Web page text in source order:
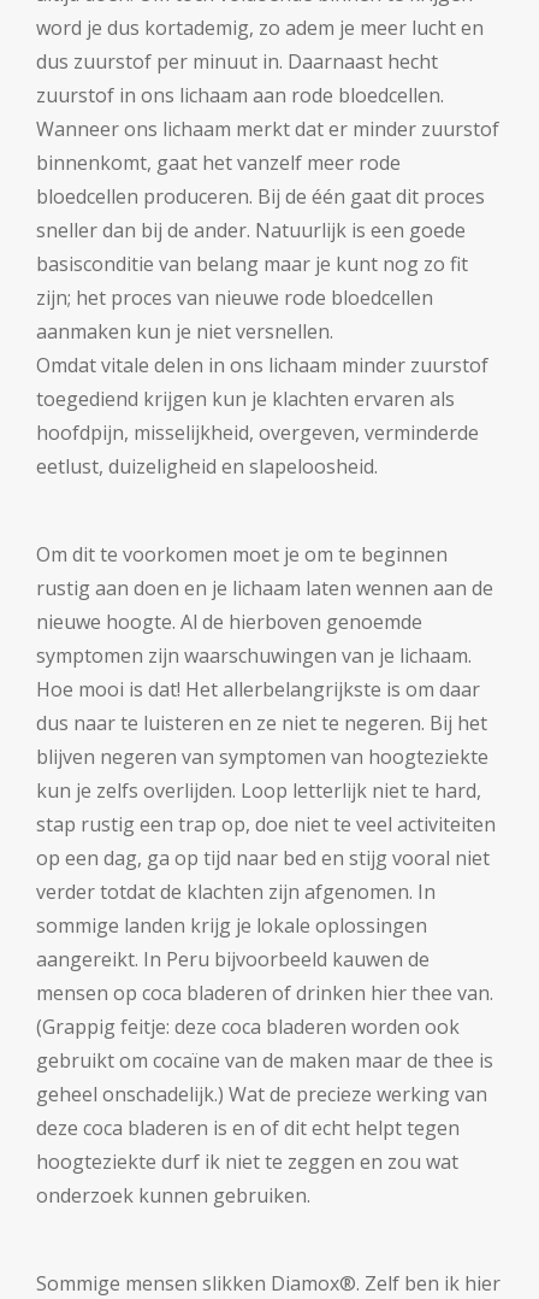
word je dus kortademig, zo adem je meer lucht en
dus zuurstof per minuut in. Daarnaast hecht
zuurstof in ons lichaam aan rode bloedcellen.
Wanneer ons lichaam merkt dat er minder zuurstof
binnenkomt, gaat het vanzelf meer rode
bloedcellen produceren. Bij de één gaat dit proces
sneller dan bij de ander. Natuurlijk is een goede
basisconditie van belang maar je kunt nog zo fit
zijn; het proces van nieuwe rode bloedcellen
aanmaken kun je niet versnellen.
Omdat vitale delen in ons lichaam minder zuurstof
toegediend krijgen kun je klachten ervaren als
hoofdpijn, misselijkheid, overgeven, verminderde
eetlust, duizeligheid en slapeloosheid.
Om dit te voorkomen moet je om te beginnen
rustig aan doen en je lichaam laten wennen aan de
nieuwe hoogte. Al de hierboven genoemde
symptomen zijn waarschuwingen van je lichaam.
Hoe mooi is dat! Het allerbelangrijkste is om daar
dus naar te luisteren en ze niet te negeren. Bij het
blijven negeren van symptomen van hoogteziekte
kun je zelfs overlijden. Loop letterlijk niet te hard,
stap rustig een trap op, doe niet te veel activiteiten
op een dag, ga op tijd naar bed en stijg vooral niet
verder totdat de klachten zijn afgenomen. In
sommige landen krijg je lokale oplossingen
aangereikt. In Peru bijvoorbeeld kauwen de
mensen op coca bladeren of drinken hier thee van.
(Grappig feitje: deze coca bladeren worden ook
gebruikt om cocaïne van de maken maar de thee is
geheel onschadelijk.) Wat de precieze werking van
deze coca bladeren is en of dit echt helpt tegen
hoogteziekte durf ik niet te zeggen en zou wat
onderzoek kunnen gebruiken.
Sommige mensen slikken Diamox®. Zelf ben ik hier